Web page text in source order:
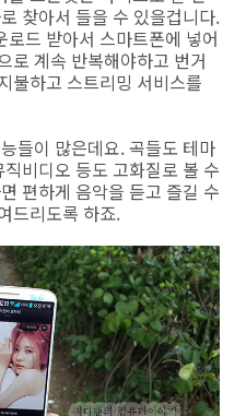
찾아서 들을 수 있을겁니다.
드 받아서 스마트폰에 넣어
로 계속 반복해야하고 번거
불하고 스트리밍 서비스를
들이 많은데요. 곡들도 테마
비디오 등도 고화질로 볼 수
편하게 음악을 듣고 즐길 수
드리도록 하죠.